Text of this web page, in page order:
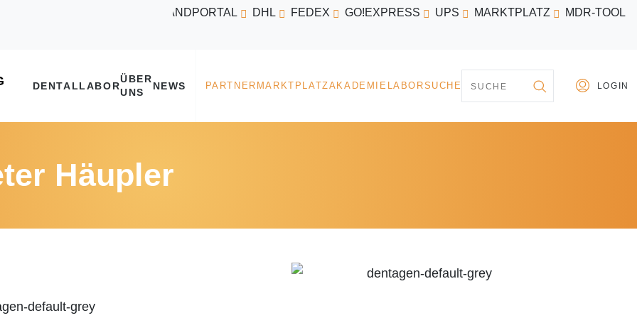
VERSANDPORTAL DHL FEDEX GO!EXPRESS UPS MARKTPLATZ MDR-TOOL
Häupler